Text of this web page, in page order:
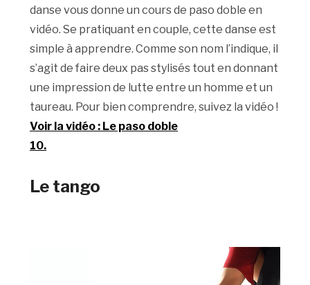
danse vous donne un cours de paso doble en
vidéo. Se pratiquant en couple, cette danse est
simple à apprendre. Comme son nom l’indique, il
s’agit de faire deux pas stylisés tout en donnant
une impression de lutte entre un homme et un
taureau. Pour bien comprendre, suivez la vidéo !
Voir la vidéo : Le paso doble
10.
Le tango